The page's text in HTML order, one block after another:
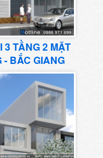
TẦNG 2 MẶT
- BẮC GIANG